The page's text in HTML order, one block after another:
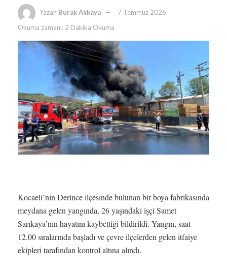
Yazan Burak Akkaya
7 Temmuz 2026
Okuma zamanı: 2 Dakika Okuma
Kocaeli’nin Derince ilçesinde bulunan bir boya fabrikasında
meydana gelen yangında, 26 yaşındaki işçi Samet
Sarıkaya’nın hayatını kaybettiği bildirildi. Yangın, saat
12.00 sıralarında başladı ve çevre ilçelerden gelen itfaiye
ekipleri tarafından kontrol altına alındı.